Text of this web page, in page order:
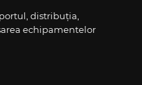
distribuția,
echipamentelor